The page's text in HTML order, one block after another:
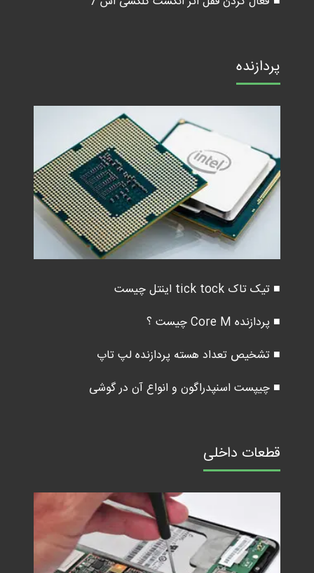
پردازنده
■ تیک تاک tick tock اینتل چیست
■ پردازنده Core M چیست ؟
■ تشخیص تعداد هسته پردازنده لپ تاپ
■ چیپست اسنپدراگون و انواع آن در گوشی
قطعات داخلی